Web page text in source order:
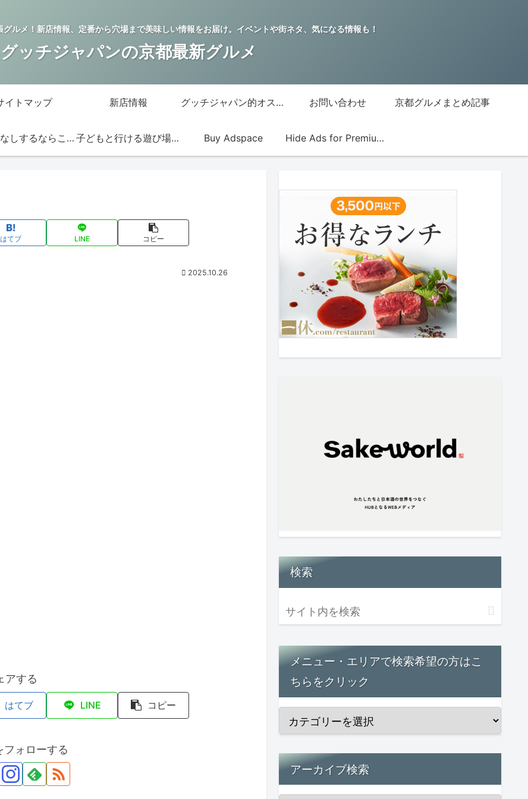
ルメ！新店情報、定番から穴場まで美味しい情報をお届け。イベントや街ネタ、気になる情報も！
グッチジャパンの京都最新グルメ
イトマップ 新店情報 グッチジャパン的オススメ店 お問い合わせ 京都グルメまとめ記事
おもてなしするならこの店 子どもと行ける遊び場・お店 Buy Adspace Hide Ads for Premium Members
はてブ LINE コピー
2025.10.26
アする
はてブ LINE コピー
ォローする
検索
メニュー・エリアで検索希望の方はこ
ちらをクリック
アーカイブ検索